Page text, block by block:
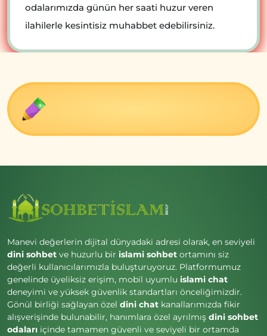
odalarımızda günün her saati huzur veren
ilahilerle kesintisiz muhabbet edebilirsiniz.
Manevi değerlerin dijital dünyadaki adresi olarak, en seviyeli
dini sohbet ve huzurlu bir islami sohbet ortamını siz
değerli kullanıcılarımızla buluşturuyoruz. Platformumuz
genelinde üyeliksiz erişim, mobil uyumlu islami chat
deneyimi ve yüksek güvenlik standartları önceliğimizdir.
Gönül birliği sağlayan özel dini chat kanallarımızda fikir
alışverişinde bulunabilir, hanımlara özel ayrılmış dini sohbet
odaları içinde tamamen güvenli ve seviyeli bir ortamda